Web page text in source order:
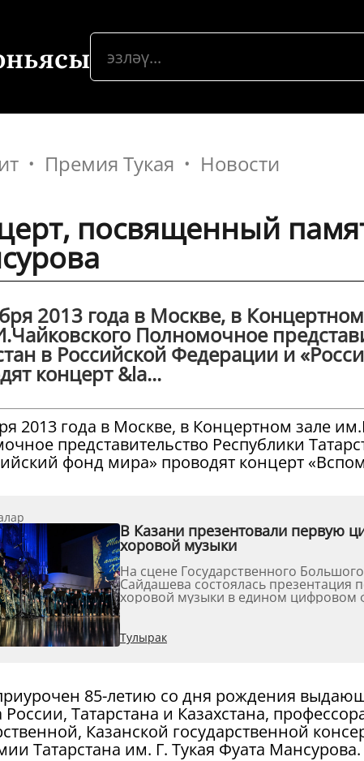
Премия Тукая Новости
посвященный
2013 года в Москве, в
Полномочное
в Российской Федерации и
концерт &la...
2013 года в Москве, в Концертном зале
представительство Республики
фонд мира» проводят концерт
В Казани презентовали первую
хоровой музыки
На сцене Государственного
Сайдашева состоялась презентация
хоровой музыки в едином цифровом
Тулырак
85-летию со дня рождения
России, Татарстана и Казахстана,
Казанской государственной
Татарстана им. Г. Тукая Фуата Мансурова.